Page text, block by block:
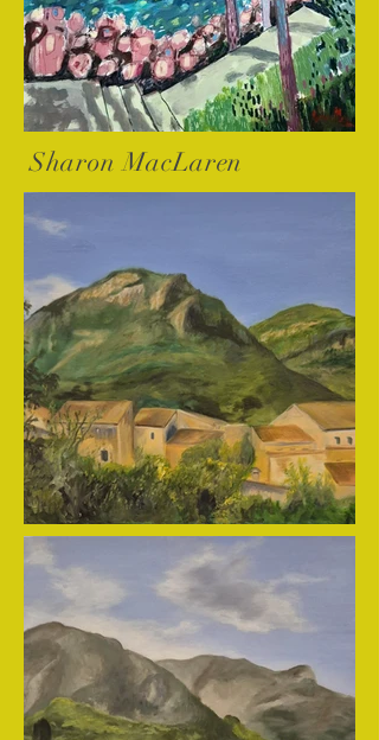
Sharon MacLaren